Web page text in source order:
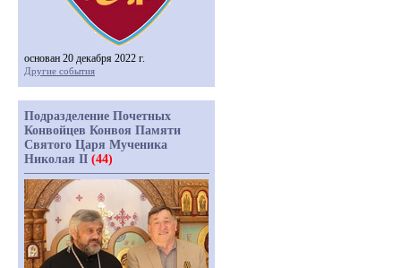
основан 20 декабря 2022 г.
Другие события
Подразделение Почетных
Конвойцев Конвоя Памяти
Святого Царя Мученика
Николая II (44)